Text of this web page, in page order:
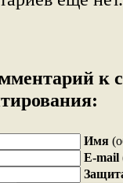
к
Имя
E-mail